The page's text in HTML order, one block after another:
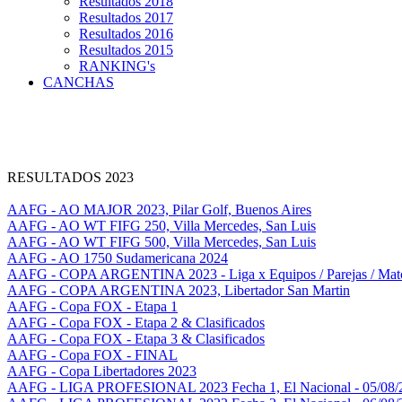
Resultados 2017
Resultados 2016
Resultados 2015
RANKING's
CANCHAS
RESULTADOS 2023
AAFG - AO MAJOR 2023, Pilar Golf, Buenos Aires
AAFG - AO WT FIFG 250, Villa Mercedes, San Luis
AAFG - AO WT FIFG 500, Villa Mercedes, San Luis
AAFG - AO 1750 Sudamericana 2024
AAFG - COPA ARGENTINA 2023 - Liga x Equipos / Parejas /
AAFG - COPA ARGENTINA 2023, Libertador San Martin
AAFG - Copa FOX - Etapa 1
AAFG - Copa FOX - Etapa 2 & Clasificados
AAFG - Copa FOX - Etapa 3 & Clasificados
AAFG - Copa FOX - FINAL
AAFG - Copa Libertadores 2023
AAFG - LIGA PROFESIONAL 2023 Fecha 1, El Nacional - 05/08/